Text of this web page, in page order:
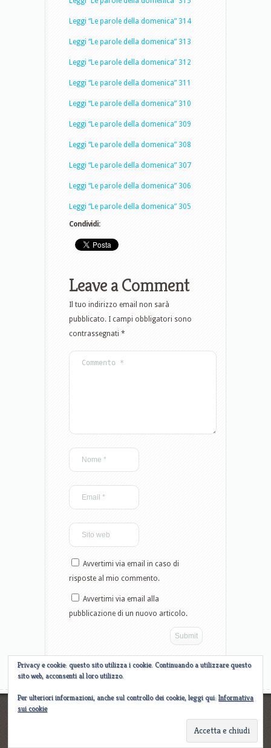
Leggi “Le parole della domenica” 314
Leggi “Le parole della domenica” 313
Leggi “Le parole della domenica” 312
Leggi “Le parole della domenica” 311
Leggi “Le parole della domenica” 310
Leggi “Le parole della domenica” 309
Leggi “Le parole della domenica” 308
Leggi “Le parole della domenica” 307
Leggi “Le parole della domenica” 306
Leggi “Le parole della domenica” 305
Condividi:
Leave a Comment
Il tuo indirizzo email non sarà
pubblicato. I campi obbligatori sono
contrassegnati *
Avvertimi via email in caso di
risposte al mio commento.
Avvertimi via email alla
pubblicazione di un nuovo articolo.
Privacy e cookie: questo sito utilizza i cookie. Continuando a utilizzare questo
sito web, acconsenti al loro utilizzo.
Per ulteriori informazioni, anche sul controllo dei cookie, leggi qui: Informativa
sui cookie